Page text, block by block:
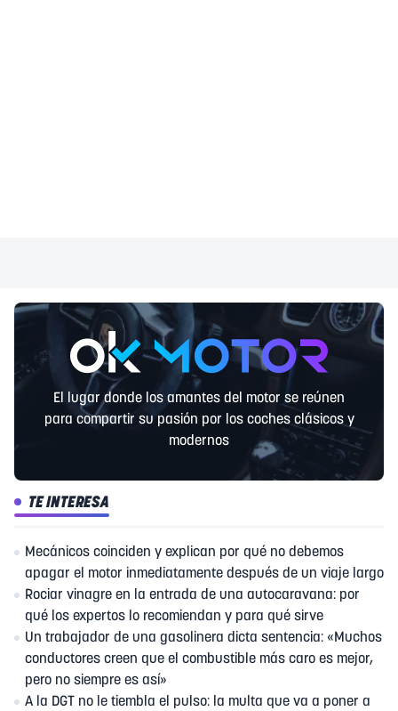
El lugar donde los amantes del motor se reúnen
para compartir su pasión por los coches clásicos y
modernos
TE INTERESA
Mecánicos coinciden y explican por qué no debemos
apagar el motor inmediatamente después de un viaje largo
Rociar vinagre en la entrada de una autocaravana: por
qué los expertos lo recomiendan y para qué sirve
Un trabajador de una gasolinera dicta sentencia: «Muchos
conductores creen que el combustible más caro es mejor,
pero no siempre es así»
A la DGT no le tiembla el pulso: la multa que va a poner a